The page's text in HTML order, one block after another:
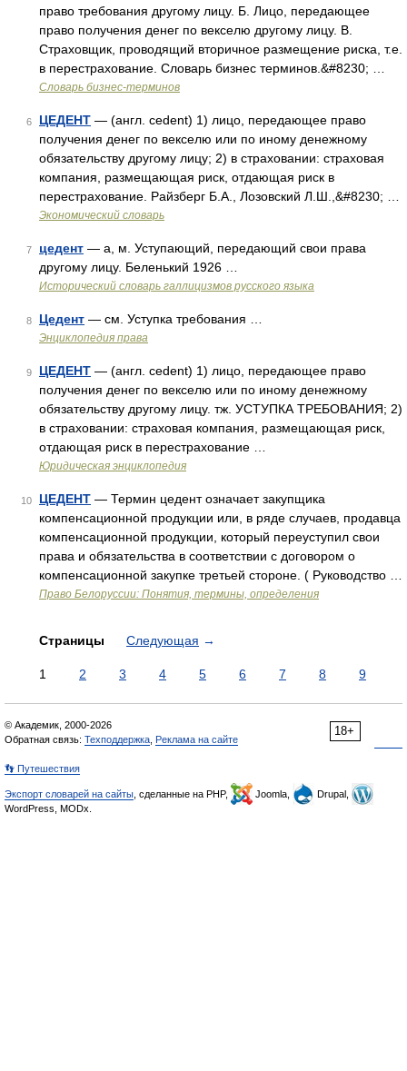
право требования другому лицу. Б. Лицо, передающее
право получения денег по векселю другому лицу. В.
Страховщик, проводящий вторичное размещение риска, т.е.
в перестрахование. Словарь бизнес терминов.&#8230; …
Словарь бизнес-терминов
6 ЦЕДЕНТ — (англ. cedent) 1) лицо, передающее право
получения денег по векселю или по иному денежному
обязательству другому лицу; 2) в страховании: страховая
компания, размещающая риск, отдающая риск в
перестрахование. Райзберг Б.А., Лозовский Л.Ш.,&#8230; …
Экономический словарь
7 цедент — а, м. Уступающий, передающий свои права
другому лицу. Беленький 1926 …
Исторический словарь галлицизмов русского языка
8 Цедент — см. Уступка требования …
Энциклопедия права
9 ЦЕДЕНТ — (англ. cedent) 1) лицо, передающее право
получения денег по векселю или по иному денежному
обязательству другому лицу. тж. УСТУПКА ТРЕБОВАНИЯ; 2)
в страховании: страховая компания, размещающая риск,
отдающая риск в перестрахование …
Юридическая энциклопедия
10 ЦЕДЕНТ — Термин цедент означает закупщика
компенсационной продукции или, в ряде случаев, продавца
компенсационной продукции, который переуступил свои
права и обязательства в соответствии с договором о
компенсационной закупке третьей стороне. ( Руководство …
Право Белоруссии: Понятия, термины, определения
Страницы Следующая →
1 2 3 4 5 6 7 8 9
18+
© Академик, 2000-2026
Обратная связь: Техподдержка Реклама на сайте
👣 Путешествия
Экспорт словарей на сайты , сделанные на PHP, Joomla,
Drupal,
WordPress, MODx.